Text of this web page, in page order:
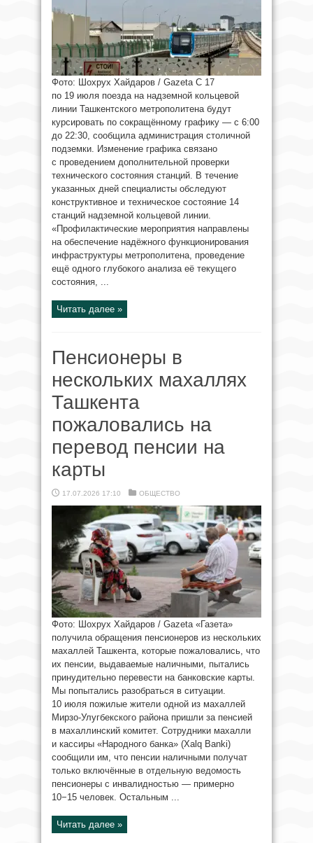
Фото: Шохрух Хайдаров / Gazeta С 17
по 19 июля поезда на надземной кольцевой
линии Ташкентского метрополитена будут
курсировать по сокращённому графику — с 6:00
до 22:30, сообщила администрация столичной
подземки. Изменение графика связано
с проведением дополнительной проверки
технического состояния станций. В течение
указанных дней специалисты обследуют
конструктивное и техническое состояние 14
станций надземной кольцевой линии.
«Профилактические мероприятия направлены
на обеспечение надёжного функционирования
инфраструктуры метрополитена, проведение
ещё одного глубокого анализа её текущего
состояния, ...
Читать далее »
Пенсионеры в
нескольких махаллях
Ташкента
пожаловались на
перевод пенсии на
карты
17.07.2026 17:10 ОБЩЕСТВО
Фото: Шохрух Хайдаров / Gazeta «Газета»
получила обращения пенсионеров из нескольких
махаллей Ташкента, которые пожаловались, что
их пенсии, выдаваемые наличными, пытались
принудительно перевести на банковские карты.
Мы попытались разобраться в ситуации.
10 июля пожилые жители одной из махаллей
Мирзо-Улугбекского района пришли за пенсией
в махаллинский комитет. Сотрудники махалли
и кассиры «Народного банка» (Xalq Banki)
сообщили им, что пенсии наличными получат
только включённые в отдельную ведомость
пенсионеры с инвалидностью — примерно
10−15 человек. Остальным ...
Читать далее »